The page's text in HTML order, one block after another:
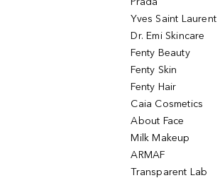
Yves Saint Laurent
Dr. Emi Skincare
Fenty Beauty
Fenty Skin
Fenty Hair
Caia Cosmetics
About Face
Milk Makeup
ARMAF
Transparent Lab